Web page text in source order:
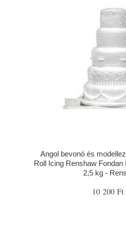
Angol bevonó és
Roll Icing Renshaw
2,5 kg -
10 200 Ft